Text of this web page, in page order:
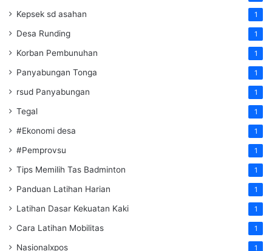
Kepsek sd asahan 1
Desa Runding 1
Korban Pembunuhan 1
Panyabungan Tonga 1
rsud Panyabungan 1
Tegal 1
#Ekonomi desa 1
#Pemprovsu 1
Tips Memilih Tas Badminton 1
Panduan Latihan Harian 1
Latihan Dasar Kekuatan Kaki 1
Cara Latihan Mobilitas 1
Nasionalxpos 1